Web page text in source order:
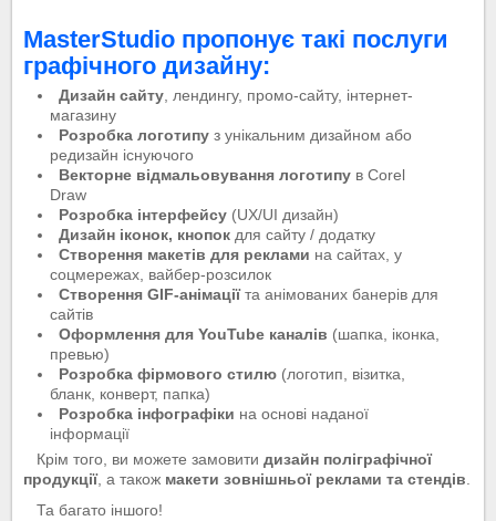
MasterStudio пропонує такі послуги
графічного дизайну:
Дизайн сайту , лендингу, промо-сайту, інтернет-
магазину
Розробка логотипу з унікальним дизайном або
редизайн існуючого
Векторне відмальовування логотипу в Corel
Draw
Розробка інтерфейсу (UX/UI дизайн)
Дизайн іконок, кнопок для сайту / додатку
Створення макетів для реклами на сайтах, у
соцмережах, вайбер-розсилок
Створення GIF-анімаціїта анімованих банерів для
сайтів
Оформлення для YouTube каналів (шапка, іконка,
превью)
Розробка фірмового стилю (логотип, візитка,
бланк, конверт, папка)
Розробка інфографіки на основі наданої
інформації
Крім того, ви можете замовити дизайн поліграфічної
продукції, а також макети зовнішньої реклами та стендів
Та багато іншого!